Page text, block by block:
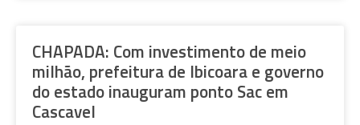
CHAPADA: Com investimento de meio
milhão, prefeitura de Ibicoara e governo
do estado inauguram ponto Sac em
Cascavel